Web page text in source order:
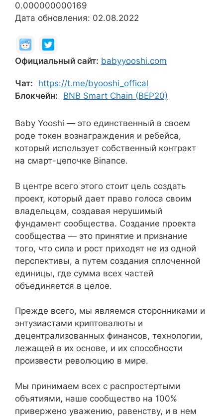
0.000000000169
Дата обновления: 02.08.2022
Официальный сайт: babyyooshi.com
Чат:
https://t.me/byooshi_offical
Блокчейн:
BNB Smart Chain (BEP20)
Baby Yooshi — это единственный в своем
роде токен вознаграждения и ребейса,
который использует собственный контракт
на смарт-цепочке Binance.
В центре всего этого стоит цель создать
проект, который дает право голоса своим
владельцам, создавая нерушимый
фундамент сообщества. Создание проекта
сообщества — это принятие и признание
того, что сила и рост приходят не из одной
перспективы, а путем создания сплоченной
единицы, где сумма всех частей
объединяется в целое.
Прежде всего, мы являемся сторонниками и
энтузиастами криптовалюты и
децентрализованных финансов, технологии,
лежащей в их основе, и их способности
произвести революцию в мире.
Мы принимаем всех с распростертыми
объятиями, наше сообщество на 100%
привержено уважению, равенству, и в нем